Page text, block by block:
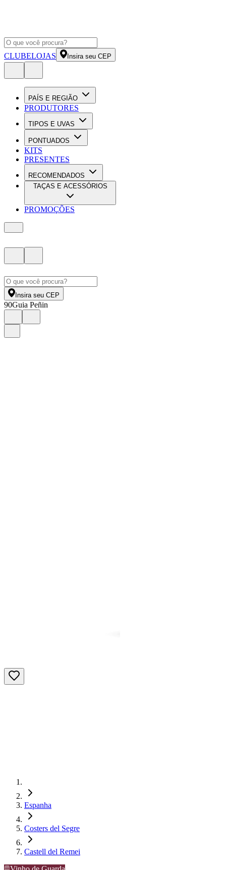
CLUBELOJAS Insira seu CEP
PAÍS E REGIÃO
PRODUTORES
TIPOS E UVAS
PONTUADOS
KITS
PRESENTES
RECOMENDADOS
TAÇAS E ACESSÓRIOS
PROMOÇÕES
Insira seu CEP
90Guia Peñin
Espanha
Costers del Segre
Castell del Remei